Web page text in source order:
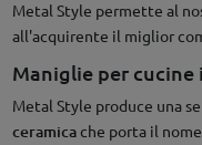
Metal Style permette al
all'acquirente il miglior
Maniglie per
Metal Style produce una
ceramicache porta il